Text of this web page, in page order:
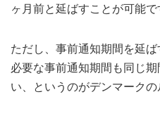
ヶ月前と延ばすことが可能で
ただし、事前通知期間を延
必要な事前通知期間も同じ
い、というのがデンマークの